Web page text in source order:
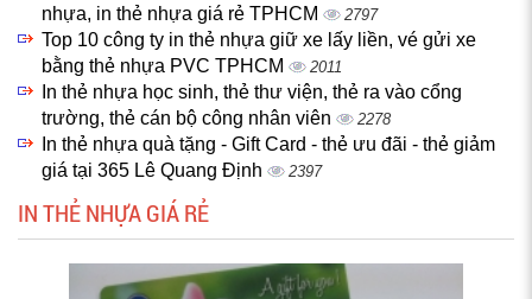
nhựa, in thẻ nhựa giá rẻ TPHCM
2797
Top 10 công ty in thẻ nhựa giữ xe lấy liền, vé gửi xe
bằng thẻ nhựa PVC TPHCM
2011
In thẻ nhựa học sinh, thẻ thư viện, thẻ ra vào cổng
trường, thẻ cán bộ công nhân viên
2278
In thẻ nhựa quà tặng - Gift Card - thẻ ưu đãi - thẻ giảm
giá tại 365 Lê Quang Định
2397
IN THẺ NHỰA GIÁ RẺ